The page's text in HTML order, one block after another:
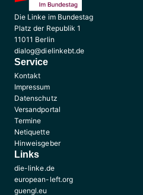
Die Linke im Bundestag
Platz der Republik 1
11011 Berlin
dialog@dielinkebt.de
Service
Kontakt
Impressum
Datenschutz
Versandportal
Termine
Netiquette
Hinweisgeber
Links
die-linke.de
european-left.org
guengl.eu